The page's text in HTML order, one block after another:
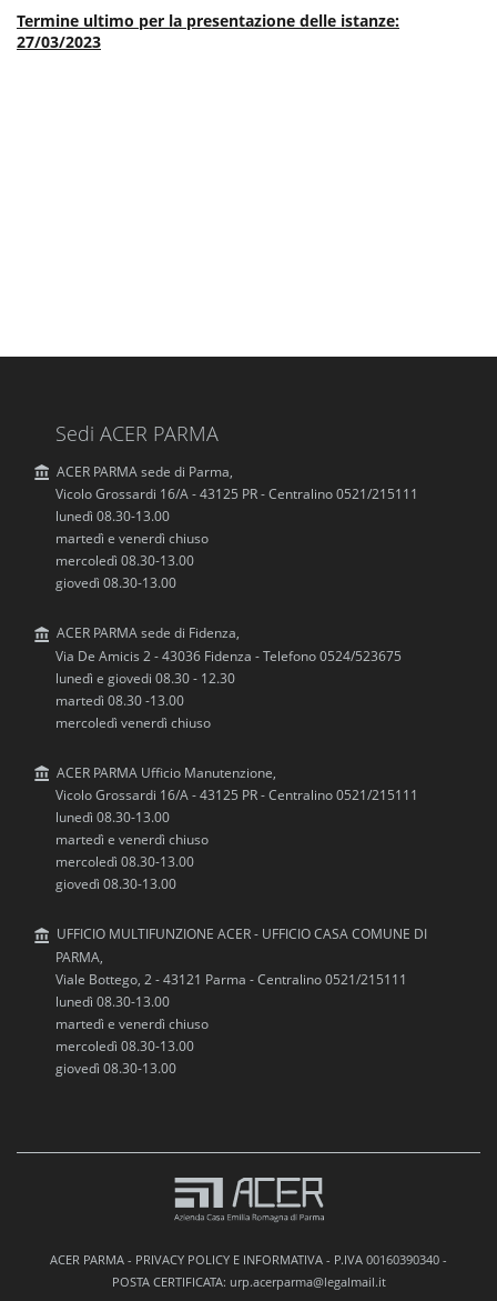
Termine ultimo per la presentazione delle istanze:
27/03/2023
Sedi ACER PARMA
ACER PARMA sede di Parma,
Vicolo Grossardi 16/A - 43125 PR - Centralino 0521/215111
lunedì 08.30-13.00
martedì e venerdì chiuso
mercoledì 08.30-13.00
giovedì 08.30-13.00
ACER PARMA sede di Fidenza,
Via De Amicis 2 - 43036 Fidenza - Telefono 0524/523675
lunedì e giovedi 08.30 - 12.30
martedì 08.30 -13.00
mercoledì venerdì chiuso
ACER PARMA Ufficio Manutenzione,
Vicolo Grossardi 16/A - 43125 PR - Centralino 0521/215111
lunedì 08.30-13.00
martedì e venerdì chiuso
mercoledì 08.30-13.00
giovedì 08.30-13.00
UFFICIO MULTIFUNZIONE ACER - UFFICIO CASA COMUNE DI
PARMA,
Viale Bottego, 2 - 43121 Parma - Centralino 0521/215111
lunedì 08.30-13.00
martedì e venerdì chiuso
mercoledì 08.30-13.00
giovedì 08.30-13.00
ACER PARMA - PRIVACY POLICY E INFORMATIVA - P.IVA 00160390340 -
POSTA CERTIFICATA: urp.acerparma@legalmail.it